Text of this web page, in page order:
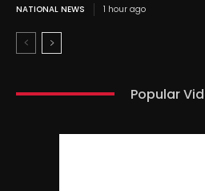
NATIONAL NEWS 1 hour ago
Popular